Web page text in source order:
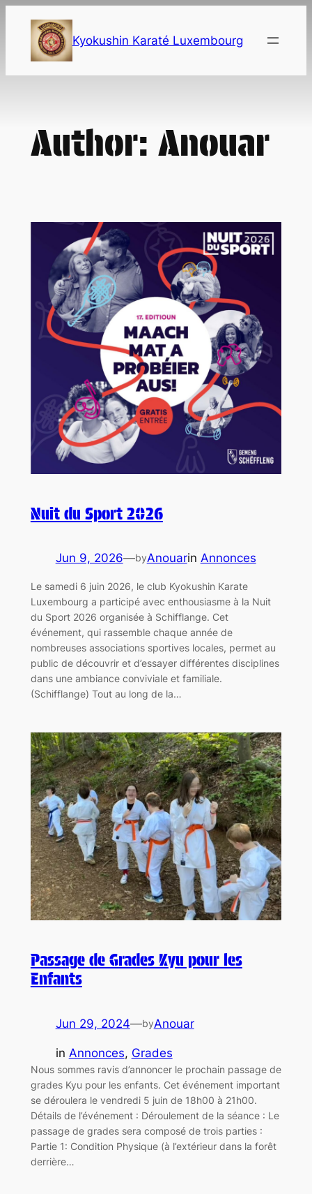
content
Kyokushin Karaté Luxembourg
Author: Anouar
Nuit du Sport 2026
Jun 9, 2026—byAnouarin Annonces
Le samedi 6 juin 2026, le club Kyokushin Karate
Luxembourg a participé avec enthousiasme à la Nuit
du Sport 2026 organisée à Schifflange. Cet
événement, qui rassemble chaque année de
nombreuses associations sportives locales, permet au
public de découvrir et d’essayer différentes disciplines
dans une ambiance conviviale et familiale.
(Schifflange) Tout au long de la…
Passage de Grades Kyu pour les
Enfants
Jun 29, 2024—byAnouar
in Annonces, Grades
Nous sommes ravis d’annoncer le prochain passage de
grades Kyu pour les enfants. Cet événement important
se déroulera le vendredi 5 juin de 18h00 à 21h00.
Détails de l’événement : Déroulement de la séance : Le
passage de grades sera composé de trois parties :
Partie 1: Condition Physique (à l’extérieur dans la forêt
derrière…